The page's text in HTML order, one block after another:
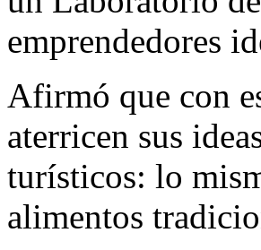
emprendedores
Afirmó que con
aterricen sus
turísticos: lo
alimentos